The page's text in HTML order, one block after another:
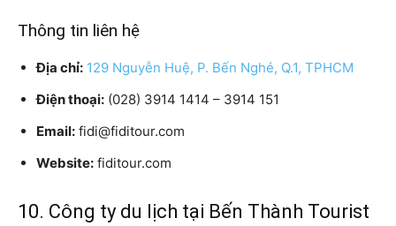
Thông tin liên hệ
Địa chỉ: 129 Nguyễn Huệ, P. Bến Nghé, Q.1, TPHCM
Điện thoại: (028) 3914 1414 – 3914 151
Email: fidi@fiditour.com
Website: fiditour.com
10. Công ty du lịch tại Bến Thành Tourist